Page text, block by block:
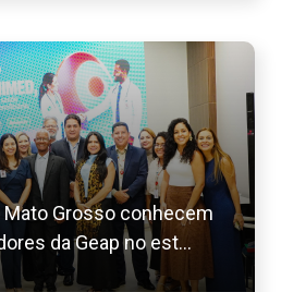
Grosso conhecem
da Geap no est...